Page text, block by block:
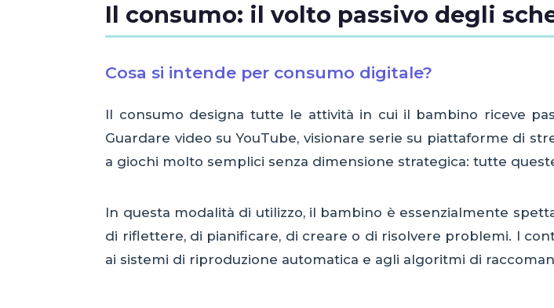
Il consumo: il volto passivo degli
Cosa si intende per consumo digitale?
Il consumo designa tutte le attività in cui il bambino riceve
Guardare video su YouTube, visionare serie su piattaforme di
a giochi molto semplici senza dimensione strategica: tutte
In questa modalità di utilizzo, il bambino è essenzialmente
di riflettere, di pianificare, di creare o di risolvere problemi. I
ai sistemi di riproduzione automatica e agli algoritmi di